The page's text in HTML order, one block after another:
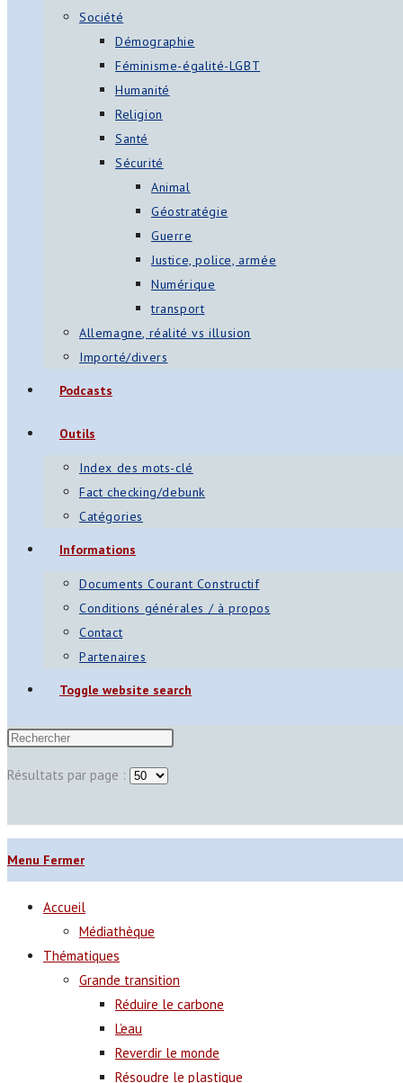
Société
Démographie
Féminisme-égalité-LGBT
Humanité
Religion
Santé
Sécurité
Animal
Géostratégie
Guerre
Justice, police, armée
Numérique
transport
Allemagne, réalité vs illusion
Importé/divers
Podcasts
Outils
Index des mots-clé
Fact checking/debunk
Catégories
Informations
Documents Courant Constructif
Conditions générales / à propos
Contact
Partenaires
Toggle website search
Résultats par page :
Menu Fermer
Accueil
Médiathèque
Thématiques
Grande transition
Réduire le carbone
L’eau
Reverdir le monde
Résoudre le plastique